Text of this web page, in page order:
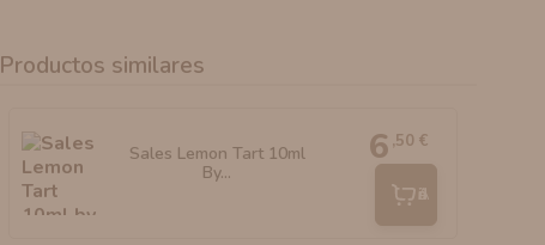
Productos similares
Sales Lemon Tart 10ml
By...
6 ,50 €
Añadir